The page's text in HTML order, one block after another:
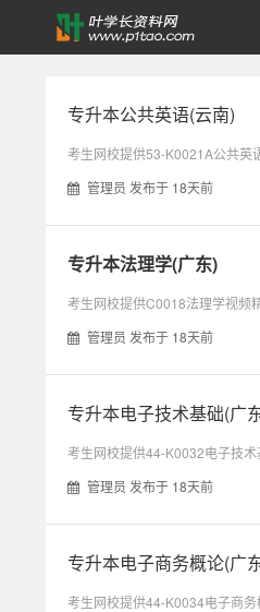
学
叶
专升本公共英语(云南)
考生网校提供53-K0021A公共英
管理员 发布于 18天前
专升本法理学(广东)
考生网校提供C0018法理学视频
管理员 发布于 18天前
专升本电子技术基础(广
考生网校提供44-K0032电子技术
管理员 发布于 18天前
专升本电子商务概论(广
考生网校提供44-K0034电子商务